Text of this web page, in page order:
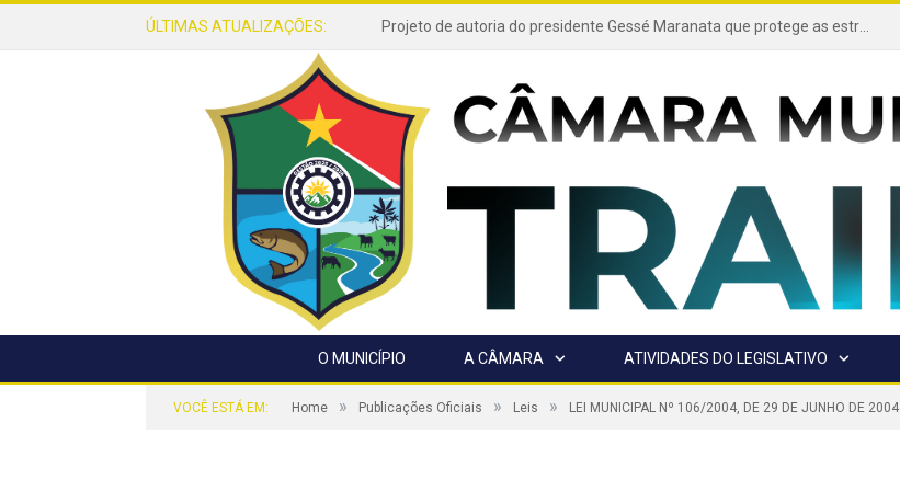
ÚLTIMAS ATUALIZAÇÕES: Projeto de autoria do presidente Gessé Maranata que protege as estradas vicinais de Trairão é transformado em lei
O MUNICÍPIO A CÂMARA ATIVIDADES DO LEGISLATIVO
VOCÊ ESTÁ EM: Home » Publicações Oficiais » Leis » LEI MUNICIPAL Nº 106/2004, DE 29 DE JUNHO DE 2004